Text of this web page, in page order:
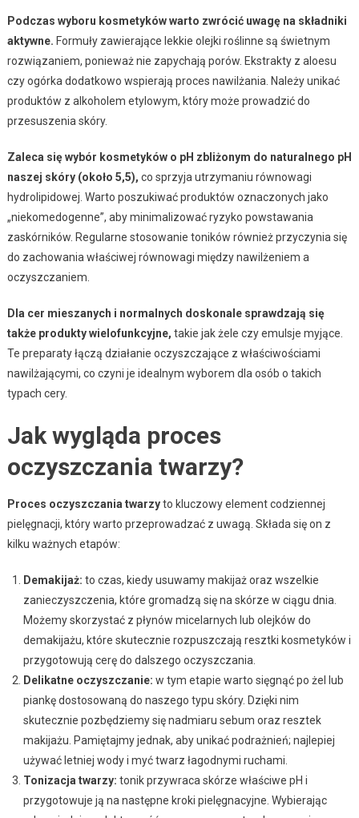
Podczas wyboru kosmetyków warto zwrócić uwagę na składniki
aktywne. Formuły zawierające lekkie olejki roślinne są świetnym
rozwiązaniem, ponieważ nie zapychają porów. Ekstrakty z aloesu
czy ogórka dodatkowo wspierają proces nawilżania. Należy unikać
produktów z alkoholem etylowym, który może prowadzić do
przesuszenia skóry.
Zaleca się wybór kosmetyków o pH zbliżonym do naturalnego pH
naszej skóry (około 5,5), co sprzyja utrzymaniu równowagi
hydrolipidowej. Warto poszukiwać produktów oznaczonych jako
„niekomedogenne”, aby minimalizować ryzyko powstawania
zaskórników. Regularne stosowanie toników również przyczynia się
do zachowania właściwej równowagi między nawilżeniem a
oczyszczaniem.
Dla cer mieszanych i normalnych doskonale sprawdzają się
także produkty wielofunkcyjne, takie jak żele czy emulsje myjące.
Te preparaty łączą działanie oczyszczające z właściwościami
nawilżającymi, co czyni je idealnym wyborem dla osób o takich
typach cery.
Jak wygląda proces
oczyszczania twarzy?
Proces oczyszczania twarzyto kluczowy element codziennej
pielęgnacji, który warto przeprowadzać z uwagą. Składa się on z
kilku ważnych etapów:
Demakijaż: to czas, kiedy usuwamy makijaż oraz wszelkie
zanieczyszczenia, które gromadzą się na skórze w ciągu dnia.
Możemy skorzystać z płynów micelarnych lub olejków do
demakijażu, które skutecznie rozpuszczają resztki kosmetyków i
przygotowują cerę do dalszego oczyszczania.
Delikatne oczyszczanie: w tym etapie warto sięgnąć po żel lub
piankę dostosowaną do naszego typu skóry. Dzięki nim
skutecznie pozbędziemy się nadmiaru sebum oraz resztek
makijażu. Pamiętajmy jednak, aby unikać podrażnień; najlepiej
używać letniej wody i myć twarz łagodnymi ruchami.
Tonizacja twarzy: tonik przywraca skórze właściwe pH i
przygotowuje ją na następne kroki pielęgnacyjne. Wybierając